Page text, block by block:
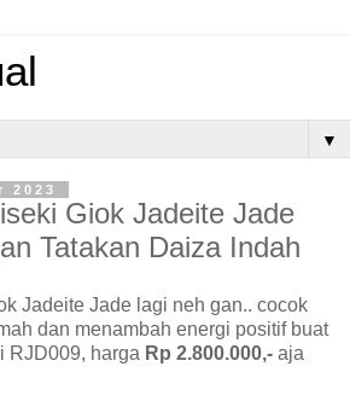
▼
2023
Giok Jadeite Jade
Tatakan Daiza Indah
Jadeite Jade lagi neh gan.. cocok
dan menambah energi positif buat
RJD009, harga Rp 2.800.000,- aja